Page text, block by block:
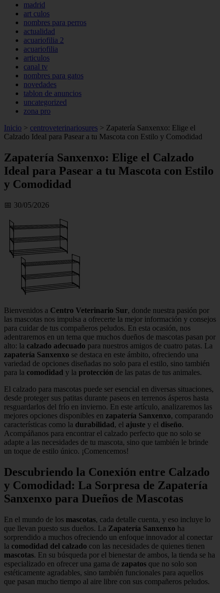
madrid
art culos
nombres para perros
actualidad
acuariofilia 2
acuariofilia
articulos
canal tv
nombres para gatos
novedades
tablon de anuncios
uncategorized
zona pro
Inicio > centroveterinariosures > Zapatería Sanxenxo: Elige el
Calzado Ideal para Pasear a tu Mascota con Estilo y Comodidad
Zapatería Sanxenxo: Elige el Calzado
Ideal para Pasear a tu Mascota con Estilo
y Comodidad
📅 30/05/2026
Bienvenidos a Centro Veterinario Sur, donde nuestra pasión por
las mascotas nos impulsa a ofrecerte la mejor información y consejos
para cuidar de tus compañeros peludos. En esta ocasión, nos
adentraremos en un tema que muchos dueños de mascotas pasan por
alto: la calzado adecuado para nuestros amigos de cuatro patas. La
zapatería Sanxenxo se destaca en este ámbito, ofreciendo una
variedad de opciones diseñadas no solo para el estilo, sino también
para la comodidad y la protección de las patas de tus animales.
El calzado para mascotas puede ser esencial en diversas situaciones,
desde proteger sus patitas durante paseos en terrenos ásperos hasta
resguardarlos del frío en invierno. En este artículo, analizaremos las
mejores opciones disponibles en zapatería Sanxenxo, comparando
características como la durabilidad, el ajuste y el diseño.
Acompáñanos para encontrar el calzado perfecto que no solo se
adapte a las necesidades de tu mascota, sino que también le brinde
un toque de estilo único. ¡Comencemos!
Descubriendo la Conexión entre Calzado
y Comodidad: La Sorpresa de Zapatería
Sanxenxo para Dueños de Mascotas
En el mundo de los mascotas, cada detalle cuenta, y eso incluye lo
que llevan puesto sus dueños. La Zapatería Sanxenxo ha
sorprendido a muchos ofreciendo un enfoque innovador al conectar
la comodidad del calzado con las necesidades de quienes tienen
mascotas. En su búsqueda por el bienestar de ambos, la tienda se ha
especializado en ofrecer una gama de zapatos que no solo son
estéticamente agradables, sino también funcionales para aquellos
que pasan mucho tiempo al aire libre con sus compañeros peludos.